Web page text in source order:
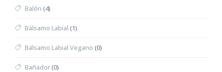
Balón (4)
Bálsamo Labial (1)
Bálsamo Labial Vegano (0)
Bañador(0)